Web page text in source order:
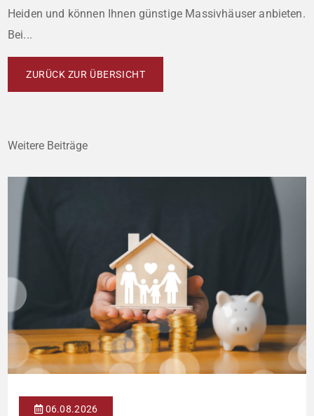
Heiden und können Ihnen günstige Massivhäuser anbieten.
Bei...
ZURÜCK ZUR ÜBERSICHT
Weitere Beiträge
06.08.2026